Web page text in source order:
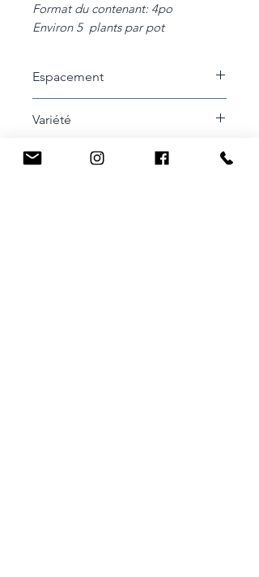
Format du contenant: 4po
Environ 5 plants par pot
Espacement
Variété
Imperial Antique Shades
Cycle de vie